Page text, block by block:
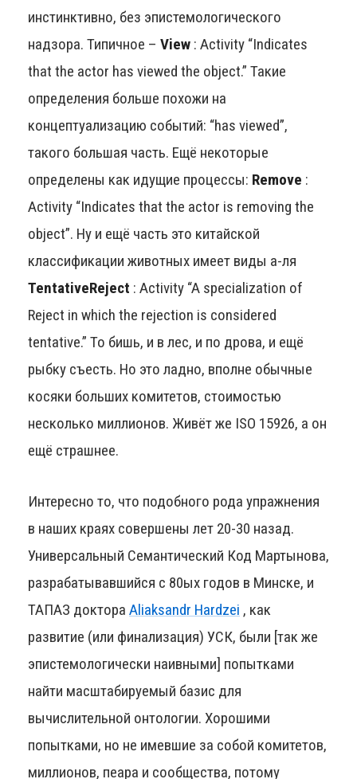
инстинктивно, без эпистемологического
надзора. Типичное – View : Activity “Indicates
that the actor has viewed the object.” Такие
определения больше похожи на
концептуализацию событий: “has viewed”,
такого большая часть. Ещё некоторые
определены как идущие процессы: Remove :
Activity “Indicates that the actor is removing the
object”. Ну и ещё часть это китайской
классификации животных имеет виды а-ля
TentativeReject : Activity “A specialization of
Reject in which the rejection is considered
tentative.” То бишь, и в лес, и по дрова, и ещё
рыбку съесть. Но это ладно, вполне обычные
косяки больших комитетов, стоимостью
несколько миллионов. Живёт же ISO 15926, а он
ещё страшнее.
Интересно то, что подобного рода упражнения
в наших краях совершены лет 20-30 назад.
Универсальный Семантический Код Мартынова,
разрабатывавшийся с 80ых годов в Минске, и
ТАПАЗ доктора Aliaksandr Hardzei , как
развитие (или финализация) УСК, были [так же
эпиcтемологически наивными] попытками
найти масштабируемый базис для
вычислительной онтологии. Хорошими
попытками, но не имевшие за собой комитетов,
миллионов, пеара и сообщества, потому